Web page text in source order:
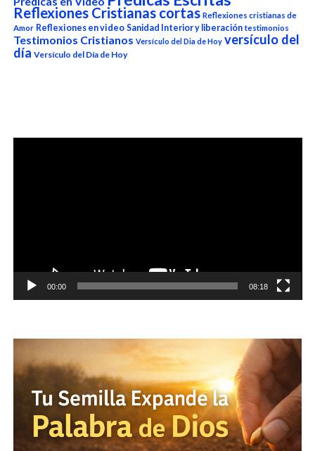
Reflexiones Cristianas cortas Reflexiones cristianas de
Amor Reflexiones en video Sanidad Interior y liberación testimonios
Testimonios Cristianos Versículo del Dia de Hoy versículo del
día Versículo del Día de Hoy
Reproductor
00:00 08:18